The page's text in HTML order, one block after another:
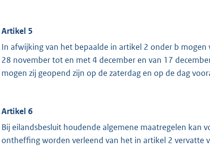
Artikel 5
In afwijking van het bepaalde in artikel 2 onder b
28 november tot en met 4 december en van 17
mogen zij geopend zijn op de zaterdag en op de dag
Artikel 6
Bij eilandsbesluit houdende algemene maatregelen kan
ontheffing worden verleend van het in artikel 2 vervatte